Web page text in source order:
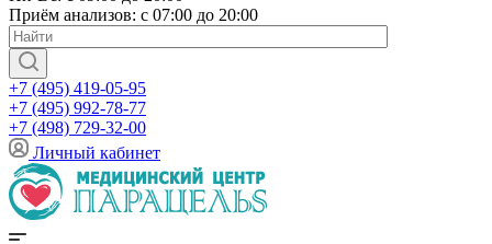
Приём анализов: с 07:00 до 20:00
+7 (495) 419-05-95
+7 (495) 992-78-77
+7 (498) 729-32-00
Личный кабинет